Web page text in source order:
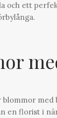
och ett
blommor
en florist i